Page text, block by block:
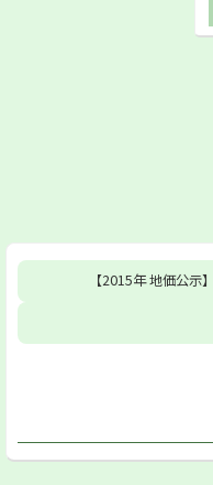
【2015年 地価公示】